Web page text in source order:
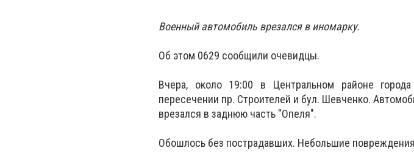
Военный автомобиль врезался в иномарку.
Об этом 0629 сообщили очевидцы.
Вчера, около 19:00 в Центральном районе
пересечении пр. Строителей и бул. Шевченко.
врезался в заднюю часть "Опеля".
Обошлось без пострадавших. Небольшие